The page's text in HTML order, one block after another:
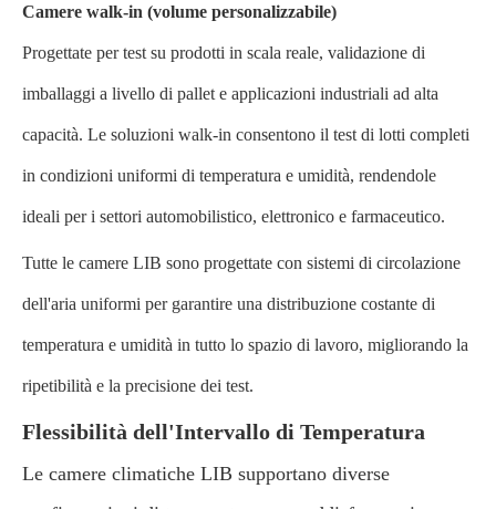
Camere walk-in (volume personalizzabile)
Progettate per test su prodotti in scala reale, validazione di
imballaggi a livello di pallet e applicazioni industriali ad alta
capacità. Le soluzioni walk-in consentono il test di lotti completi
in condizioni uniformi di temperatura e umidità, rendendole
ideali per i settori automobilistico, elettronico e farmaceutico.
Tutte le camere LIB sono progettate con sistemi di circolazione
dell'aria uniformi per garantire una distribuzione costante di
temperatura e umidità in tutto lo spazio di lavoro, migliorando la
ripetibilità e la precisione dei test.
Flessibilità dell'Intervallo di Temperatura
Le camere climatiche LIB supportano diverse